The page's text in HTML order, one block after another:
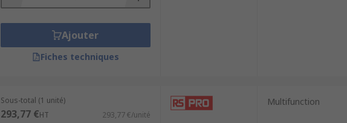
Ajouter
Fiches techniques
Sous-total (1 unité)
293,77 €HT 293,77 €/unité
Multifunction